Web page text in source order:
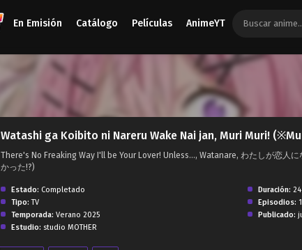
En Emisión Catálogo Películas AnimeYT
Watashi ga Koibito ni Nareru Wake Nai jan, Muri Muri!
There's No Freaking Way I'll be Your Lover! Unless..., Watanare, わたしが恋人
かった!?)
Estado: Completado
Tipo: TV
Temporada: Verano 2025
Estudio: studio MOTHER
Duración:
Episodios:
Publicado: